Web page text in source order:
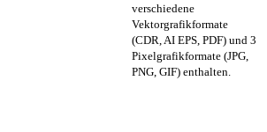
verschiedene
Vektorgrafikformate
(CDR, AI EPS, PDF) und 3
Pixelgrafikformate (JPG,
PNG, GIF) enthalten.